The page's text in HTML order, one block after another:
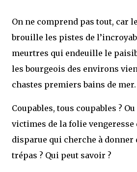
On ne comprend pas tout, car
brouille les pistes de
meurtres qui endeuille le
les bourgeois des environs
chastes premiers bains de mer.
Coupables, tous coupables ?
victimes de la folie
disparue qui cherche à donner
trépas ? Qui peut savoir ?